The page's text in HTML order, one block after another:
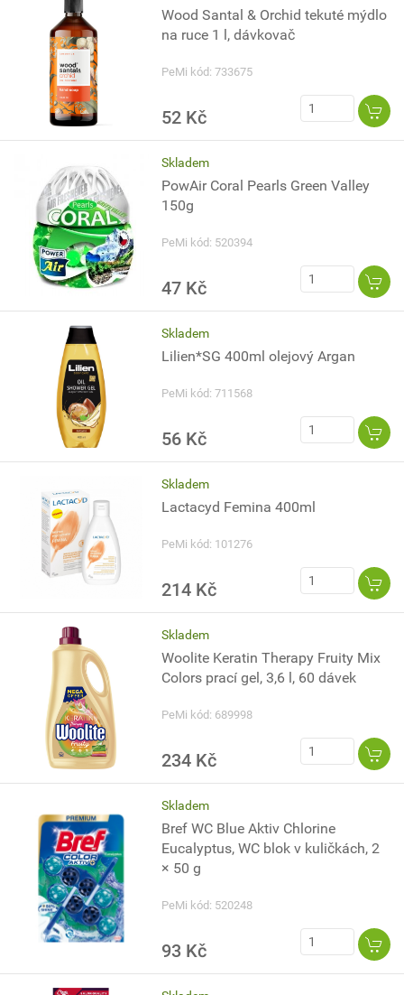
Wood Santal & Orchid tekuté mýdlo
na ruce 1 l, dávkovač
PeMi kód: 733675
52 Kč
Skladem
PowAir Coral Pearls Green Valley
150g
PeMi kód: 520394
47 Kč
Skladem
Lilien*SG 400ml olejový Argan
PeMi kód: 711568
56 Kč
Skladem
Lactacyd Femina 400ml
PeMi kód: 101276
214 Kč
Skladem
Woolite Keratin Therapy Fruity Mix
Colors prací gel, 3,6 l, 60 dávek
PeMi kód: 689998
234 Kč
Skladem
Bref WC Blue Aktiv Chlorine
Eucalyptus, WC blok v kuličkách, 2
× 50 g
PeMi kód: 520248
93 Kč